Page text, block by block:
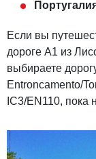
Если вы
дороге А1 из
выбираете
Entroncamento/
IC3/EN110, пока